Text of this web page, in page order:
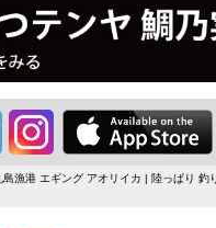
漁港 エギング アオリイカ | 陸っぱり 釣